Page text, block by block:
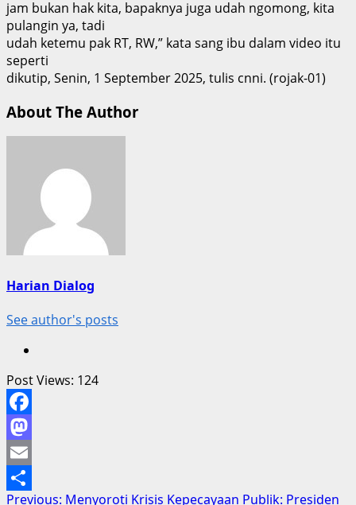
jam bukan hak kita, bapaknya juga udah ngomong, kita
pulangin ya, tadi
udah ketemu pak RT, RW,” kata sang ibu dalam video itu
seperti
dikutip, Senin, 1 September 2025, tulis cnni. (rojak-01)
About The Author
Harian Dialog
See author's posts
Post Views: 124
Facebook
Mastodon
Email
Previous: Menyoroti Krisis Kepecayaan Publik: Presiden